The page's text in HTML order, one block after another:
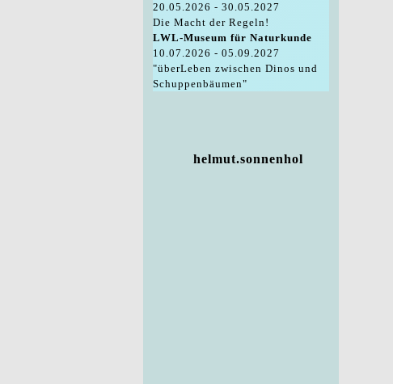
20.05.2026 - 30.05.2027
Die Macht der Regeln!
LWL-Museum für Naturkunde
10.07.2026 - 05.09.2027
"überLeben zwischen Dinos und
Schuppenbäumen"
helmut.sonnenhol